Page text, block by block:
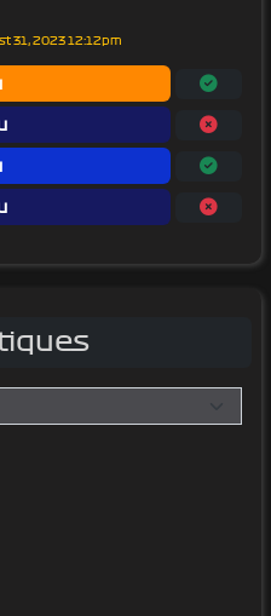
31, 2023 12:12pm